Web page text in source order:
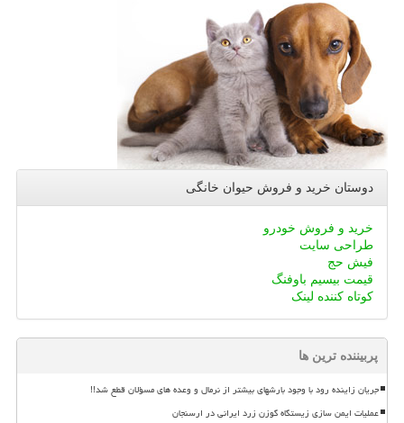
دوستان خرید و فروش حیوان خانگی
خرید و فروش خودرو
طراحی سایت
فیش حج
قیمت بیسیم باوفنگ
کوتاه کننده لینک
پربیننده ترین ها
جریان زاینده رود با وجود بارشهای بیشتر از نرمال و وعده های مسؤلان قطع شد!!
عملیات ایمن سازی زیستگاه گوزن زرد ایرانی در ارسنجان